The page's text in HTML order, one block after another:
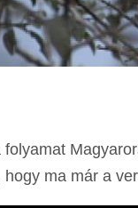
folyamat
hogy ma már a